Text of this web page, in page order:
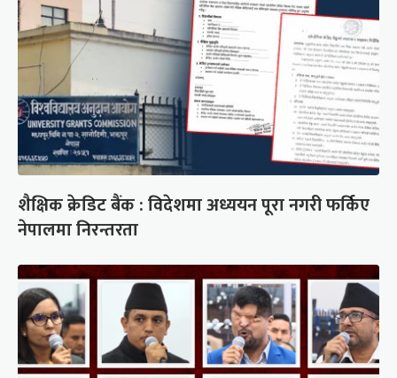
शैक्षिक क्रेडिट बैंक : विदेशमा अध्ययन पूरा नगरी फर्किए
नेपालमा निरन्तरता